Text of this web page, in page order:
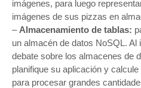
imágenes, para luego
imágenes de sus pizzas en
– Almacenamiento de tablas:
un almacén de datos NoSQL. Al
debate sobre los almacenes de
planifique su aplicación y
para procesar grandes